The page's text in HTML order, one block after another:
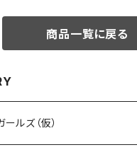
商品一覧に戻る
ルズ（仮）